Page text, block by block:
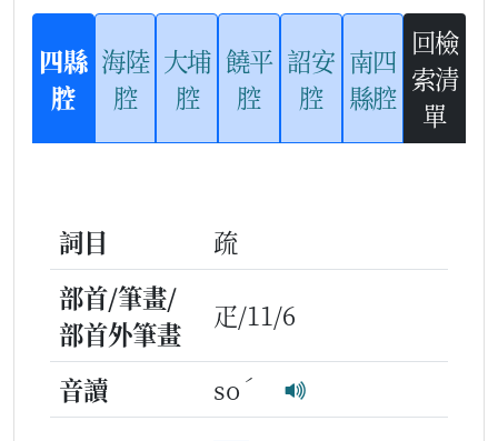
四縣
腔
海陸
腔
大埔
腔
饒平
腔
詔安
腔
南四
縣腔
回檢
索清
單
詞目
疏
部首/筆畫/
部首外筆畫
疋/11/6
音讀 so ˊ